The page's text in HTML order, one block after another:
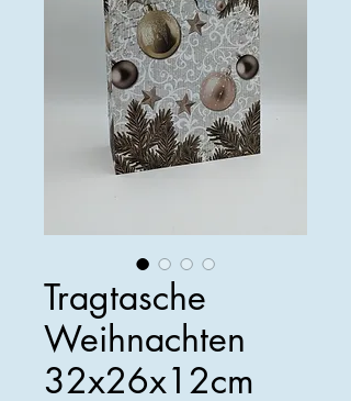
Tragtasche
Weihnachten
32x26x12cm